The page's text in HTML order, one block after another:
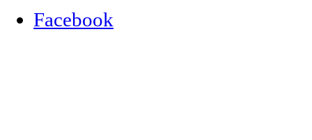
Facebook